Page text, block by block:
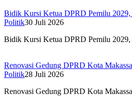
Bidik Kursi Ketua DPRD Pemilu
Politik30 Juli 2026
Bidik Kursi Ketua DPRD Pemilu
Renovasi Gedung DPRD Kota
Politik28 Juli 2026
Renovasi Gedung DPRD Kota